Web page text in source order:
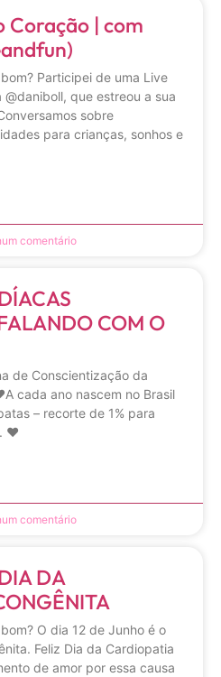
Coração | com
Participei de uma Live
que estreou a sua
sobre
para crianças, sonhos e
comentário
COM O
de Conscientização da
cada ano nascem no Brasil
– recorte de 1% para
❤️
comentário
DA
O dia 12 de Junho é o
Feliz Dia da Cardiopatia
de amor por essa causa